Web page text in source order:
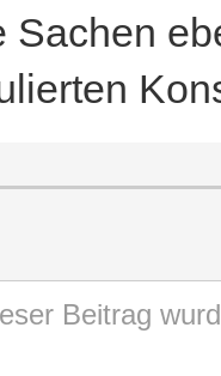
Sachen
Beitrag